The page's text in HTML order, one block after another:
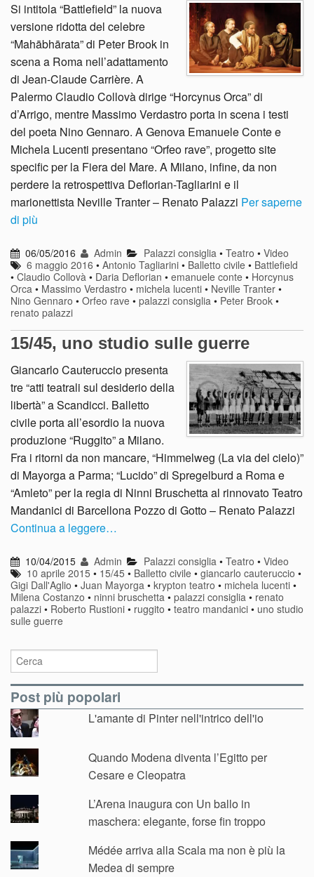
Si intitola “Battlefield” la nuova
versione ridotta del celebre
“Mahābhārata” di Peter Brook in
scena a Roma nell’adattamento
di Jean-Claude Carrière. A
Palermo Claudio Collovà dirige “Horcynus Orca” di
d’Arrigo, mentre Massimo Verdastro porta in scena i testi
del poeta Nino Gennaro. A Genova Emanuele Conte e
Michela Lucenti presentano “Orfeo rave”, progetto site
specific per la Fiera del Mare. A Milano, infine, da non
perdere la retrospettiva Deflorian-Tagliarini e il
marionettista Neville Tranter – Renato Palazzi Per saperne
di più
06/05/2016 Admin Palazzi consiglia• Teatro • Video
6 maggio 2016 •Antonio Tagliarini • Balletto civile • Battlefield
• Claudio Collovà • Daria Deflorian • emanuele conte • Horcynus
Orca • Massimo Verdastro • michela lucenti • Neville Tranter •
Nino Gennaro • Orfeo rave • palazzi consiglia • Peter Brook •
renato palazzi
15/45, uno studio sulle guerre
Giancarlo Cauteruccio presenta
tre “atti teatrali sul desiderio della
libertà” a Scandicci. Balletto
civile porta all’esordio la nuova
produzione “Ruggito” a Milano.
Fra i ritorni da non mancare, “Himmelweg (La via del cielo)”
di Mayorga a Parma; “Lucido” di Spregelburd a Roma e
“Amleto” per la regia di Ninni Bruschetta al rinnovato Teatro
Mandanici di Barcellona Pozzo di Gotto – Renato Palazzi
Continua a leggere…
10/04/2015 Admin Palazzi consiglia• Teatro • Video
10 aprile 2015 • 15/45 • Balletto civile •giancarlo cauteruccio •
Gigi Dall'Aglio • Juan Mayorga • krypton teatro • michela lucenti •
Milena Costanzo • ninni bruschetta • palazzi consiglia • renato
palazzi • Roberto Rustioni • ruggito • teatro mandanici • uno studio
sulle guerre
Post più popolari
L'amante di Pinter nell'intrico dell'io
Quando Modena diventa l’Egitto per
Cesare e Cleopatra
L’Arena inaugura con Un ballo in
maschera: elegante, forse fin troppo
Médée arriva alla Scala ma non è più la
Medea di sempre